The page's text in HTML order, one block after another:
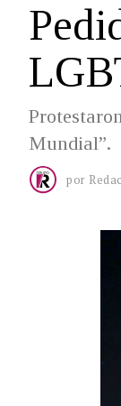
Mundial”.
por